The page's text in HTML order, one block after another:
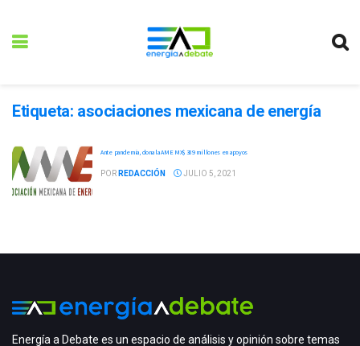
Etiqueta: asociaciones mexicana de energía
Ante pandemia, dona la AME MX$ 389 millones en apoyos
POR REDACCIÓN JULIO 5, 2021
Energía a Debate es un espacio de análisis y opinión sobre temas